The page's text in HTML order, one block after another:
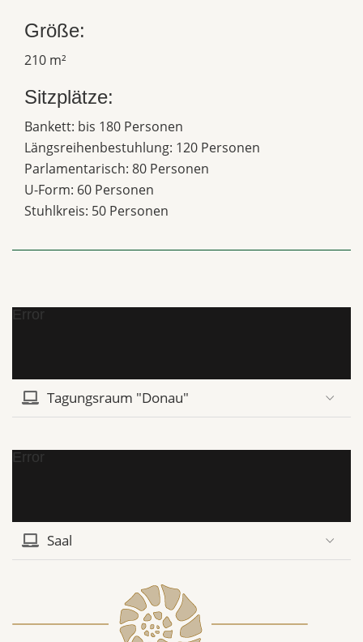
Größe:
210 m²
Sitzplätze:
Bankett: bis 180 Personen
Längsreihenbestuhlung: 120 Personen
Parlamentarisch: 80 Personen
U-Form: 60 Personen
Stuhlkreis: 50 Personen
Error
Tagungsraum "Donau"
Error
Saal